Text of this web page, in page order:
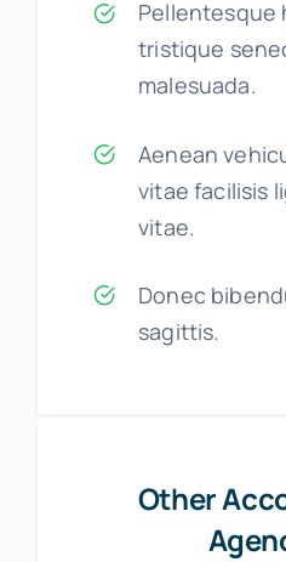
Pellentesque
tristique
malesuada.
Aenean
vitae facilisis
vitae.
Donec
sagittis.
Other